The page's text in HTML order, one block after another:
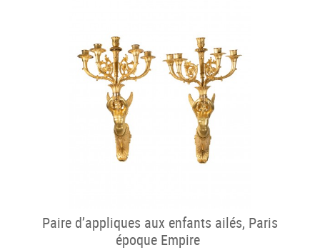
Paire d’appliques aux enfants ailés, Paris
époque Empire